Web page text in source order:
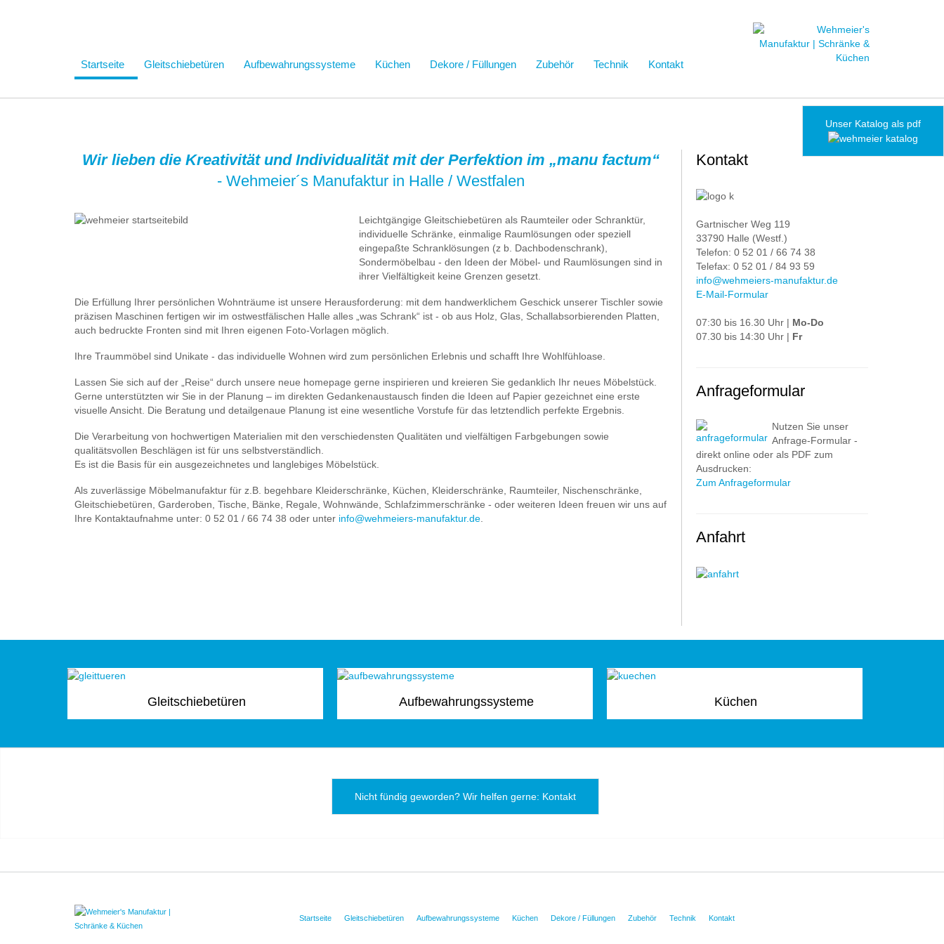
Startseite Gleitschiebetüren Aufbewahrungssysteme Küchen Dekore / Füllungen Zubehör Technik Kontakt
Wir lieben die Kreativität und Individualität mit der Perfektion im „manu factum“
- Wehmeier´s Manufaktur in Halle / Westfalen
Leichtgängige Gleitschiebetüren als Raumteiler oder Schranktür,
individuelle Schränke, einmalige Raumlösungen oder speziell
eingepaßte Schranklösungen (z b. Dachbodenschrank),
Sondermöbelbau - den Ideen der Möbel- und Raumlösungen sind in
ihrer Vielfältigkeit keine Grenzen gesetzt.
Die Erfüllung Ihrer persönlichen Wohnträume ist unsere Herausforderung: mit dem handwerklichem Geschick unserer Tischler sowie
präzisen Maschinen fertigen wir im ostwestfälischen Halle alles „was Schrank“ ist - ob aus Holz, Glas, Schallabsorbierenden Platten,
auch bedruckte Fronten sind mit Ihren eigenen Foto-Vorlagen möglich.
Ihre Traummöbel sind Unikate - das individuelle Wohnen wird zum persönlichen Erlebnis und schafft Ihre Wohlfühloase.
Lassen Sie sich auf der „Reise“ durch unsere neue homepage gerne inspirieren und kreieren Sie gedanklich Ihr neues Möbelstück.
Gerne unterstützten wir Sie in der Planung – im direkten Gedankenaustausch finden die Ideen auf Papier gezeichnet eine erste
visuelle Ansicht. Die Beratung und detailgenaue Planung ist eine wesentliche Vorstufe für das letztendlich perfekte Ergebnis.
Die Verarbeitung von hochwertigen Materialien mit den verschiedensten Qualitäten und vielfältigen Farbgebungen sowie
qualitätsvollen Beschlägen ist für uns selbstverständlich.
Es ist die Basis für ein ausgezeichnetes und langlebiges Möbelstück.
Als zuverlässige Möbelmanufaktur für z.B. begehbare Kleiderschränke, Küchen, Kleiderschränke, Raumteiler, Nischenschränke,
Gleitschiebetüren, Garderoben, Tische, Bänke, Regale, Wohnwände, Schlafzimmerschränke - oder weiteren Ideen freuen wir uns auf
Ihre Kontaktaufnahme unter: 0 52 01 / 66 74 38 oder unter info@wehmeiers-manufaktur.de
Unser Katalog als pdf
Kontakt
Gartnischer Weg 119
33790 Halle (Westf.)
Telefon: 0 52 01 / 66 74 38
Telefax: 0 52 01 / 84 93 59
info@wehmeiers-manufaktur.de
E-Mail-Formular
07:30 bis 16.30 Uhr | Mo-Do
07.30 bis 14:30 Uhr | Fr
Anfrageformular
Nutzen Sie unser
Anfrage-Formular -
direkt online oder als PDF zum
Ausdrucken:
Zum Anfrageformular
Anfahrt
Gleitschiebetüren Aufbewahrungssysteme Küchen
Nicht fündig geworden? Wir helfen gerne: Kontakt
Startseite Gleitschiebetüren Aufbewahrungssysteme Küchen Dekore / Füllungen Zubehör Technik Kontakt